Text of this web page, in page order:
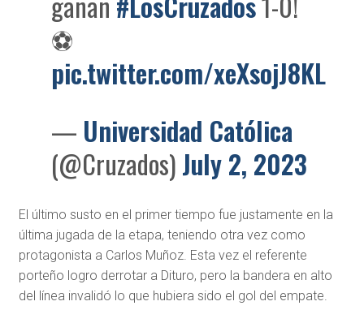
⚽
pic.twitter.com/xeXsojJ8KL
— Universidad Católica
(@Cruzados)July 2, 2023
El último susto en el primer tiempo fue justamente en la
última jugada de la etapa, teniendo otra vez como
protagonista a Carlos Muñoz. Esta vez el referente
porteño logro derrotar a Dituro, pero la bandera en alto
del línea invalidó lo que hubiera sido el gol del empate.